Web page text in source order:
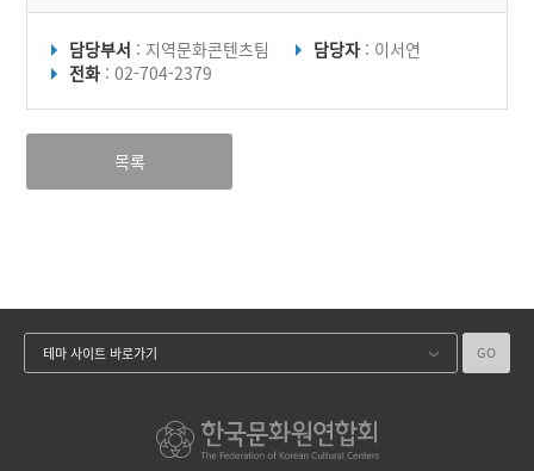
담당부서 : 지역문화콘텐츠팀 담당자 : 이서연
전화 : 02-704-2379
목록
테마 사이트 바로가기 GO